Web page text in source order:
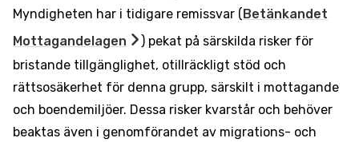
Myndigheten har i tidigare remissvar (Betänkandet
Mottagandelagen
) pekat på särskilda risker för
bristande tillgänglighet, otillräckligt stöd och
rättsosäkerhet för denna grupp, särskilt i mottagande
och boendemiljöer. Dessa risker kvarstår och behöver
beaktas även i genomförandet av migrations- och